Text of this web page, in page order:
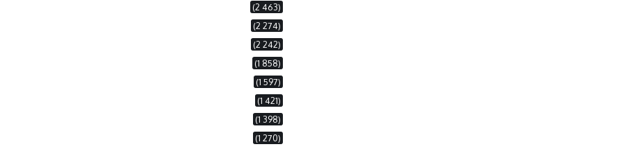
(2 463)
(2 274)
(2 242)
(1 858)
(1 597)
(1 421)
(1 398)
(1 270)